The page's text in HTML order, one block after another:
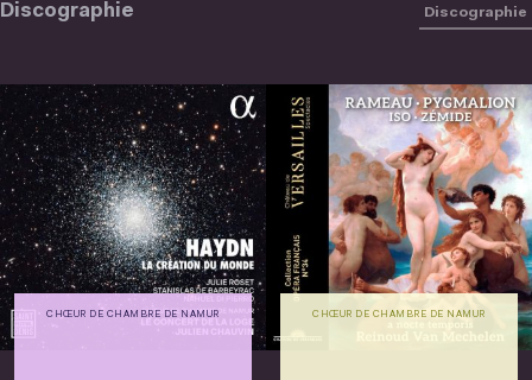
Discographie Discographie
CHŒUR DE CHAMBRE DE NAMUR CHŒUR DE CHAMBRE DE NAMUR